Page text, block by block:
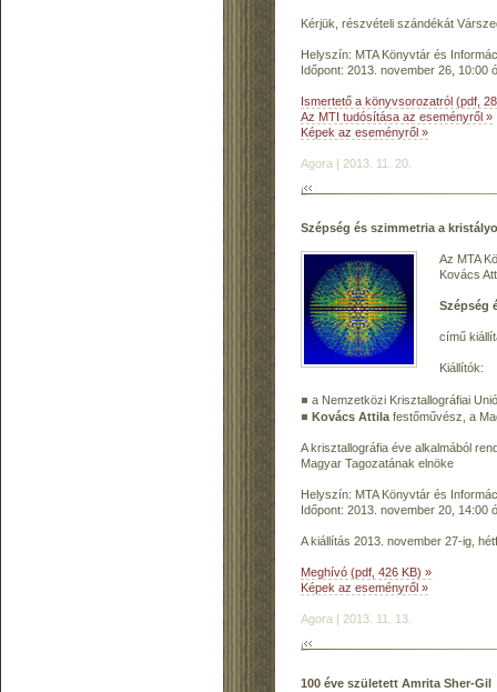
Kérjük, részvételi szándékát
Helyszín: MTA Könyvtár és
Időpont: 2013. november 26, 10:00
Ismertető a könyvsorozatról (pdf,
Az MTI tudósítása az eseményről »
Képek az eseményről »
Agora | 2013. 11. 20.
Szépség és szimmetria a
Az MTA
Kovács
Szépség
című
Kiállítók:
a Nemzetközi Krisztallográfiai
Kovács Attila festőművész, a
A krisztallográfia éve alkalmából
Magyar Tagozatának elnöke
Helyszín: MTA Könyvtár és
Időpont: 2013. november 20, 14:00
A kiállítás 2013. november 27-ig,
Meghívó (pdf, 426 KB) »
Képek az eseményről »
Agora | 2013. 11. 13.
100 éve született Amrita Sher-Gil